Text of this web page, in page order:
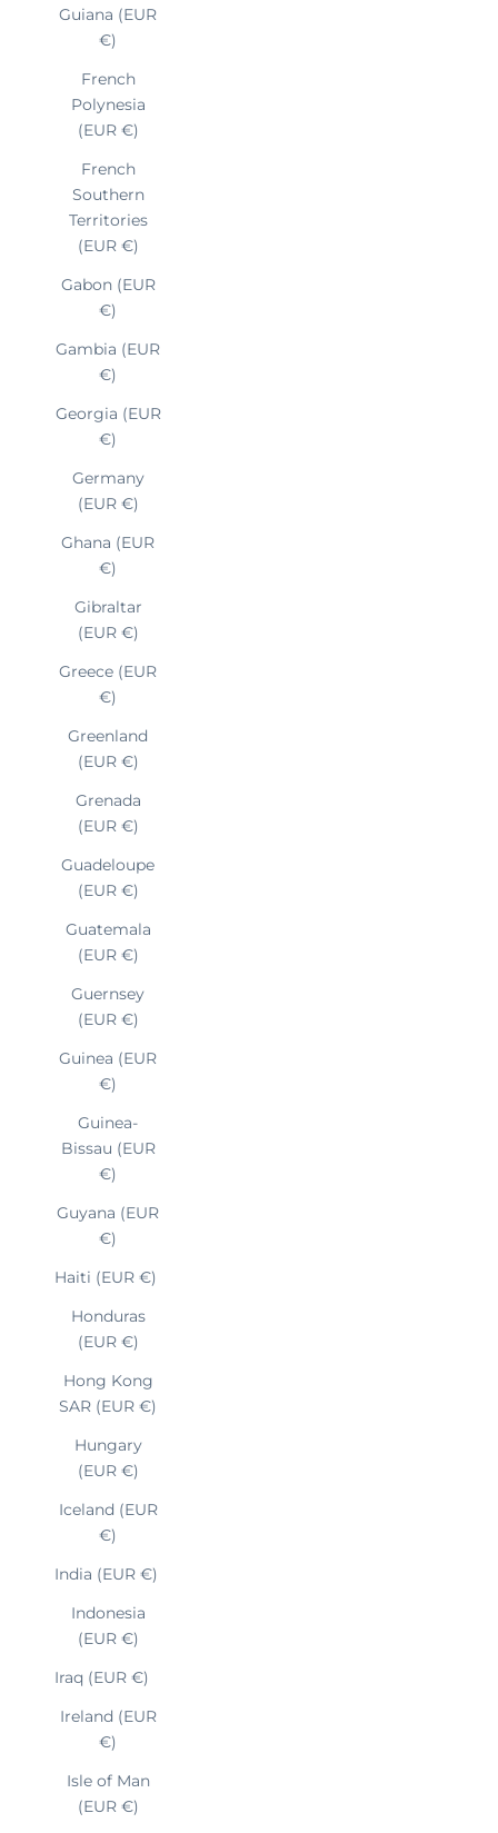
Guiana (EUR
€)
French
Polynesia
(EUR €)
French
Southern
Territories
(EUR €)
Gabon (EUR
€)
Gambia (EUR
€)
Georgia (EUR
€)
Germany
(EUR €)
Ghana (EUR
€)
Gibraltar
(EUR €)
Greece (EUR
€)
Greenland
(EUR €)
Grenada
(EUR €)
Guadeloupe
(EUR €)
Guatemala
(EUR €)
Guernsey
(EUR €)
Guinea (EUR
€)
Guinea-
Bissau (EUR
€)
Guyana (EUR
€)
Haiti (EUR €)
Honduras
(EUR €)
Hong Kong
SAR (EUR €)
Hungary
(EUR €)
Iceland (EUR
€)
India (EUR €)
Indonesia
(EUR €)
Iraq (EUR €)
Ireland (EUR
€)
Isle of Man
(EUR €)